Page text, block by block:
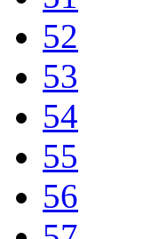
52
53
54
55
56